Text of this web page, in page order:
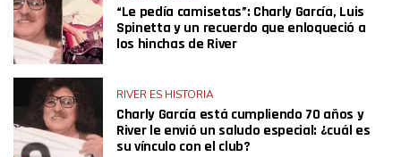
“Le pedía camisetas”: Charly García, Luis
Spinetta y un recuerdo que enloqueció a
los hinchas de River
RIVER ES HISTORIA
Charly García está cumpliendo 70 años y
River le envió un saludo especial: ¿cuál es
su vínculo con el club?